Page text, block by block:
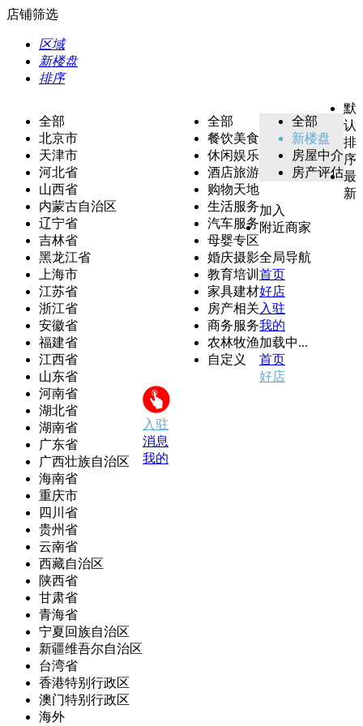
店铺筛选
区域
新楼盘
排序
全部
北京市
天津市
河北省
山西省
内蒙古自治区
辽宁省
吉林省
黑龙江省
上海市
江苏省
浙江省
安徽省
福建省
江西省
山东省
河南省
湖北省
湖南省
广东省
广西壮族自治区
海南省
重庆市
四川省
贵州省
云南省
西藏自治区
陕西省
甘肃省
青海省
宁夏回族自治区
新疆维吾尔自治区
台湾省
香港特别行政区
澳门特别行政区
海外
全部
餐饮美食
休闲娱乐
酒店旅游
购物天地
生活服务
汽车服务
母婴专区
婚庆摄影
教育培训
家具建材
房产相关
商务服务
农林牧渔
自定义
全部
新楼盘
房屋中介
房产评估
默
认
排
序
最
新
加入
附近商家
全局导航
首页
好店
入驻
我的
加载中...
首页
好店
入驻
消息
我的